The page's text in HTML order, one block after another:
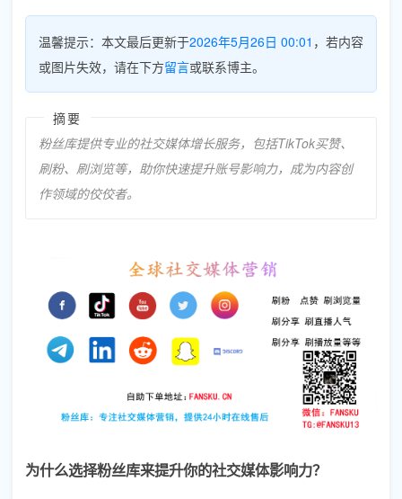
温馨提示：本文最后更新于2026年5月26日 00:01 ，若内容
或图片失效，请在下方留言或联系博主。
摘要
粉丝库提供专业的社交媒体增长服务，包括TikTok买赞、
刷粉、刷浏览等，助你快速提升账号影响力，成为内容创
作领域的佼佼者。
为什么选择粉丝库来提升你的社交媒体影响力？